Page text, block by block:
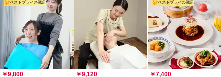
ベストプライス保証
￥9,800 ￥9,120
ベストプライス保証
￥7,400